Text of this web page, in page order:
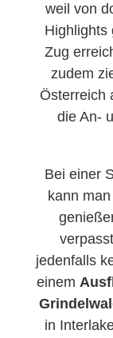
weil von
Highlights
Zug
zudem
Österreich
die An-
Bei einer
kann
jedenfalls
einem
in